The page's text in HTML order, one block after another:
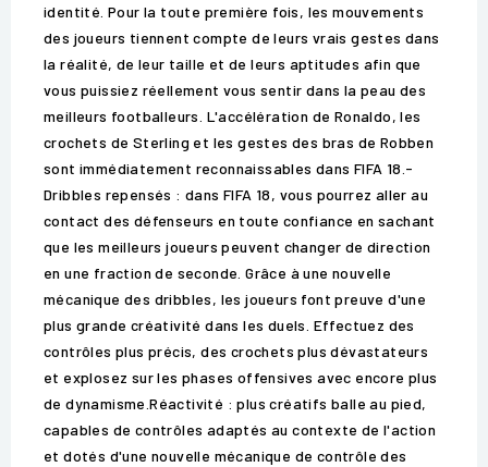
identité. Pour la toute première fois, les mouvements
des joueurs tiennent compte de leurs vrais gestes dans
la réalité, de leur taille et de leurs aptitudes afin que
vous puissiez réellement vous sentir dans la peau des
meilleurs footballeurs. L'accélération de Ronaldo, les
crochets de Sterling et les gestes des bras de Robben
sont immédiatement reconnaissables dans FIFA 18.-
Dribbles repensés : dans FIFA 18, vous pourrez aller au
contact des défenseurs en toute confiance en sachant
que les meilleurs joueurs peuvent changer de direction
en une fraction de seconde. Grâce à une nouvelle
mécanique des dribbles, les joueurs font preuve d'une
plus grande créativité dans les duels. Effectuez des
contrôles plus précis, des crochets plus dévastateurs
et explosez sur les phases offensives avec encore plus
de dynamisme.Réactivité : plus créatifs balle au pied,
capables de contrôles adaptés au contexte de l'action
et dotés d'une nouvelle mécanique de contrôle des